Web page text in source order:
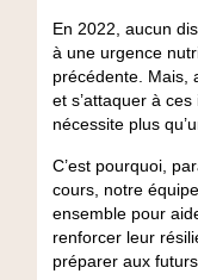
En 2022, aucun
à une urgence
précédente. Mais,
et s’attaquer à
nécessite plus
C’est pourquoi,
cours, notre
ensemble pour
renforcer leur
préparer aux